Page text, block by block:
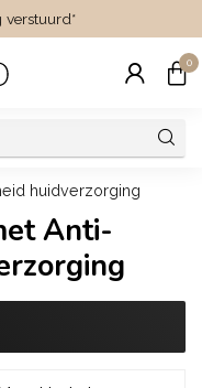
verstuurd*
0
huidverzorging
Anti-